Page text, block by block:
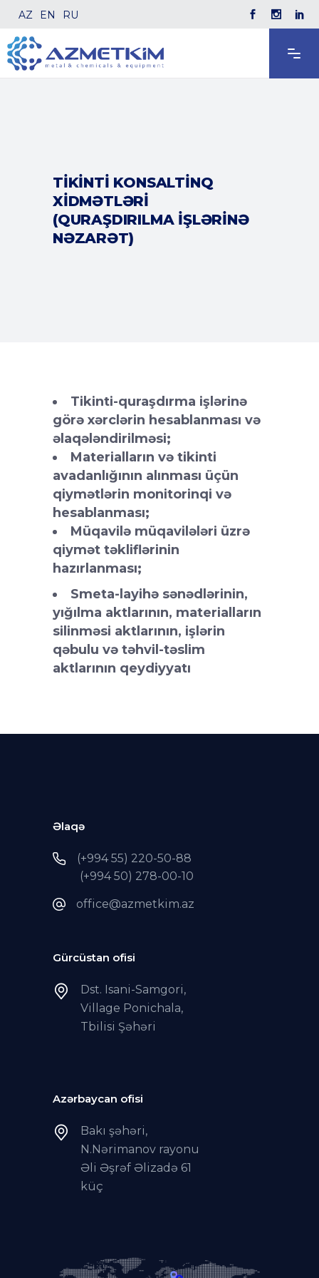
AZ EN RU
TIKINTI KONSALTINQ
XIDMƏTLƏRI
(QURAŞDIRILMA IŞLƏRINƏ
NƏZARƏT)
Tikinti-quraşdırma işlərinə
görə xərclərin hesablanması və
əlaqələndirilməsi;
Materialların və tikinti
avadanlığının alınması üçün
qiymətlərin monitorinqi və
hesablanması;
Müqavilə müqavilələri üzrə
qiymət təkliflərinin
hazırlanması;
Smeta-layihə sənədlərinin,
yığılma aktlarının, materialların
silinməsi aktlarının, işlərin
qəbulu və təhvil-təslim
aktlarının qeydiyyatı
Əlaqə
(+994 55) 220-50-88
(+994 50) 278-00-10
office@azmetkim.az
Gürcüstan ofisi
Dst. Isani-Samgori,
Village Ponichala,
Tbilisi Şəhəri
Azərbaycan ofisi
Bakı şəhəri,
N.Nərimanov rayonu
Əli Əşrəf Əlizadə 61
küç